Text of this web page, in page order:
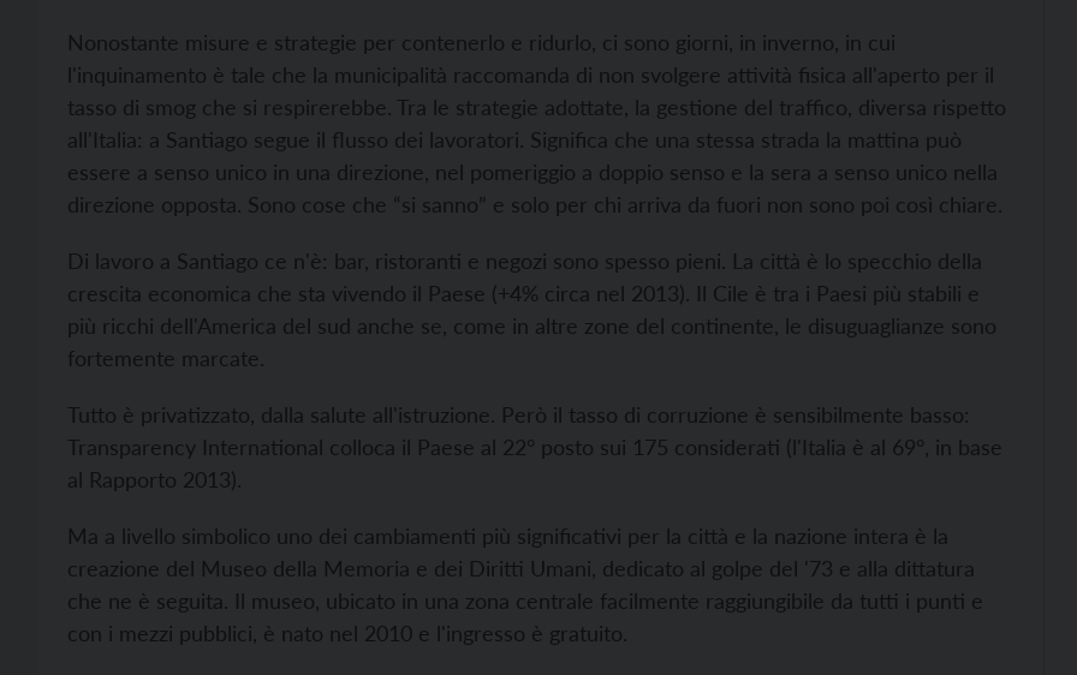
Nonostante misure e strategie per contenerlo e ridurlo, ci sono giorni, in inverno, in cui
l'inquinamento è tale che la municipalità raccomanda di non svolgere attività fisica all'aperto per il
tasso di smog che si respirerebbe. Tra le strategie adottate, la gestione del traffico, diversa rispetto
all'Italia: a Santiago segue il flusso dei lavoratori. Significa che una stessa strada la mattina può
essere a senso unico in una direzione, nel pomeriggio a doppio senso e la sera a senso unico nella
direzione opposta. Sono cose che “si sanno” e solo per chi arriva da fuori non sono poi così chiare.
Di lavoro a Santiago ce n'è: bar, ristoranti e negozi sono spesso pieni. La città è lo specchio della
crescita economica che sta vivendo il Paese (+4% circa nel 2013). Il Cile è tra i Paesi più stabili e
più ricchi dell'America del sud anche se, come in altre zone del continente, le disuguaglianze sono
fortemente marcate.
Tutto è privatizzato, dalla salute all'istruzione. Però il tasso di corruzione è sensibilmente basso:
Transparency International colloca il Paese al 22° posto sui 175 considerati (l'Italia è al 69°, in base
al Rapporto 2013).
Ma a livello simbolico uno dei cambiamenti più significativi per la città e la nazione intera è la
creazione del Museo della Memoria e dei Diritti Umani, dedicato al golpe del '73 e alla dittatura
che ne è seguita. Il museo, ubicato in una zona centrale facilmente raggiungibile da tutti i punti e
con i mezzi pubblici, è nato nel 2010 e l'ingresso è gratuito.